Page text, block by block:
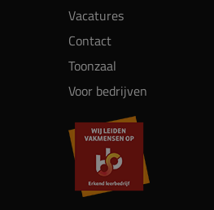
Vacatures
Contact
Toonzaal
Voor bedrijven